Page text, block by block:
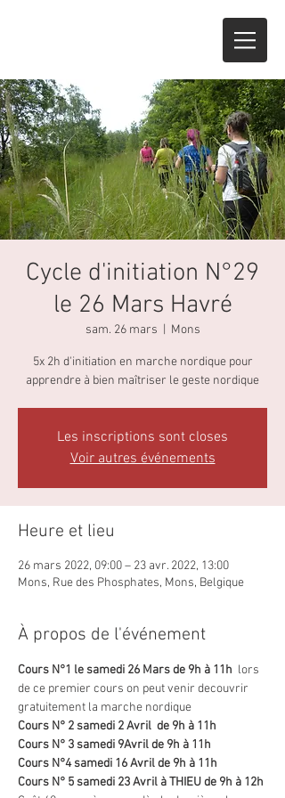
Cycle d'initiation N°29
le 26 Mars Havré
sam. 26 mars Mons
5x 2h d'initiation en marche nordique pour
apprendre à bien maîtriser le geste nordique
Les inscriptions sont closes
Voir autres événements
Heure et lieu
26 mars 2022, 09:00 – 23 avr. 2022, 13:00
Mons, Rue des Phosphates, Mons, Belgique
À propos de l'événement
Cours N°1 le samedi 26 Mars de 9h à 11h lors
de ce premier cours on peut venir decouvrir
gratuitement la marche nordique
Cours N° 2 samedi 2 Avril  de 9h à 11h
Cours N° 3 samedi 9Avril de 9h à 11h
Cours N°4 samedi 16 Avril de 9h à 11h
Cours N° 5 samedi 23 Avril à THIEU de 9h à 12h